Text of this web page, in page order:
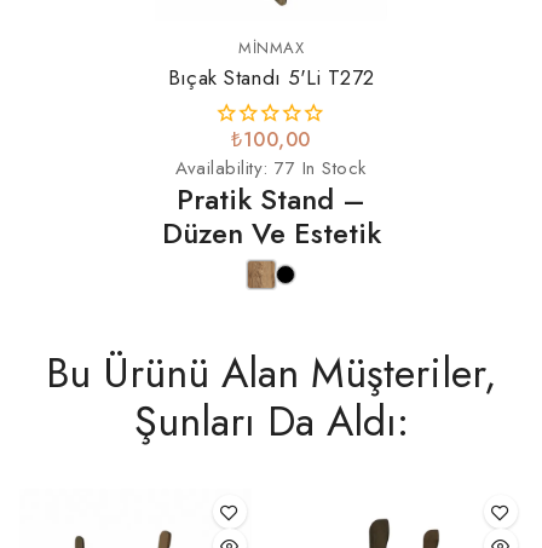
MINMAX
Bıçak Standı 5'li T272
₺100,00
Availability:77 In Stock
Pratik Stand –
Düzen Ve Estetik
Bu Ürünü Alan Müşteriler,
Şunları Da Aldı: